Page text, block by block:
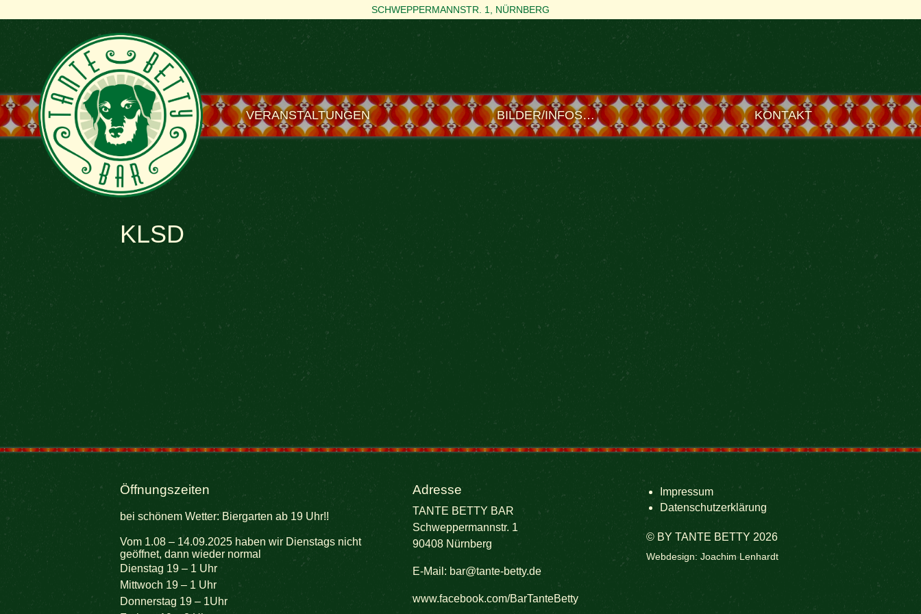
SCHWEPPERMANNSTR. 1, NÜRNBERG
VERANSTALTUNGEN BILDER/INFOS… KONTAKT
KLSD
Öffnungszeiten
bei schönem Wetter: Biergarten ab 19 Uhr!!
Vom 1.08 – 14.09.2025 haben wir Dienstags nicht
geöffnet, dann wieder normal
Dienstag 19 – 1 Uhr
Mittwoch 19 – 1 Uhr
Donnerstag 19 – 1Uhr
Adresse
TANTE BETTY BAR
Schweppermannstr. 1
90408 Nürnberg
E-Mail: bar@tante-betty.de
www.facebook.com/BarTanteBetty
Impressum
Datenschutzerklärung
© BY TANTE BETTY 2026
Webdesign: Joachim Lenhardt